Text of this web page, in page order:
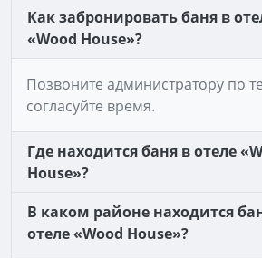
Как забронировать баня в
«Wood House»?
Позвоните администратору по
согласуйте время.
Где находится баня в отеле
House»?
В каком районе находится
отеле «Wood House»?